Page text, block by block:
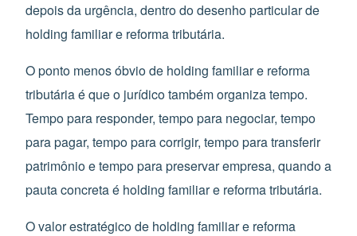
depois da urgência, dentro do desenho particular de
holding familiar e reforma tributária.
O ponto menos óbvio de holding familiar e reforma
tributária é que o jurídico também organiza tempo.
Tempo para responder, tempo para negociar, tempo
para pagar, tempo para corrigir, tempo para transferir
patrimônio e tempo para preservar empresa, quando a
pauta concreta é holding familiar e reforma tributária.
O valor estratégico de holding familiar e reforma